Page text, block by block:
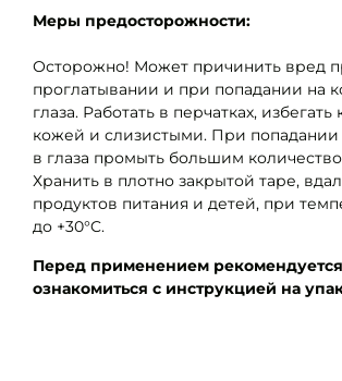
Меры предосторожности:
Осторожно! Может причинить вред
проглатывании и при попадании на
глаза. Работать в перчатках, избегать
кожей и слизистыми. При
в глаза промыть большим
Хранить в плотно закрытой таре,
продуктов питания и детей, при
до +30°C.
Перед применением рекомендуется
ознакомиться с инструкцией на